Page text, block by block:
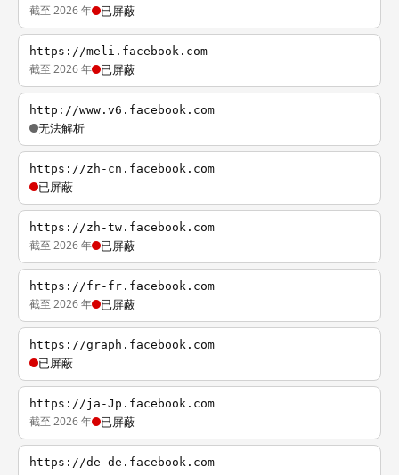
截至 2026 年 已屏蔽
https://meli.facebook.com
截至 2026 年 已屏蔽
http://www.v6.facebook.com
无法解析
https://zh-cn.facebook.com
已屏蔽
https://zh-tw.facebook.com
截至 2026 年 已屏蔽
https://fr-fr.facebook.com
截至 2026 年 已屏蔽
https://graph.facebook.com
已屏蔽
https://ja-Jp.facebook.com
截至 2026 年 已屏蔽
https://de-de.facebook.com